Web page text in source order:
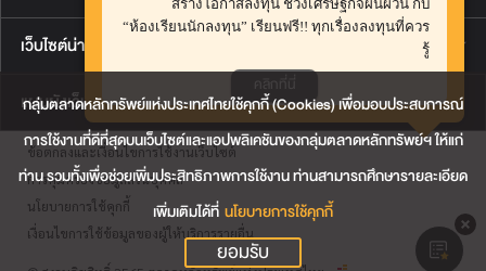
เว็บไซต์น่าสนใจ
แผนผังเว็บไซต์
ข้อตกลงและเงื่อนไขการใช้งานเว็บไซต์
การคุ้มครองข้อมูลส่วนบุคคล
นโยบายการใช้คุกกี้
เงื่อนไขการใช้ข้อมูลของผู้ให้บริการรายอื่น
สร้างโอกาสลงทุน ช่วงเศรษฐกิจผันผวน กับ
“ห้องเรียนนักลงทุน” เรียนฟรี!! ทุกเรื่องลงทุนที่ควร
รู้
คลิกที่นี่
กลุ่มตลาดหลักทรัพย์แห่งประเทศไทยใช้คุกกี้ (Cookies) เพื่อมอบประสบการณ์
การใช้งานที่ดีที่สุดบนเว็บไซต์และแอปพลิเคชันของกลุ่มตลาดหลักทรัพย์ฯ ให้แก่
ท่าน รวมทั้งเพื่อช่วยเพิ่มประสิทธิภาพการใช้งาน ท่านสามารถศึกษารายละเอียด
เพิ่มเติมได้ที่ นโยบายการใช้คุกกี้
ยอมรับ